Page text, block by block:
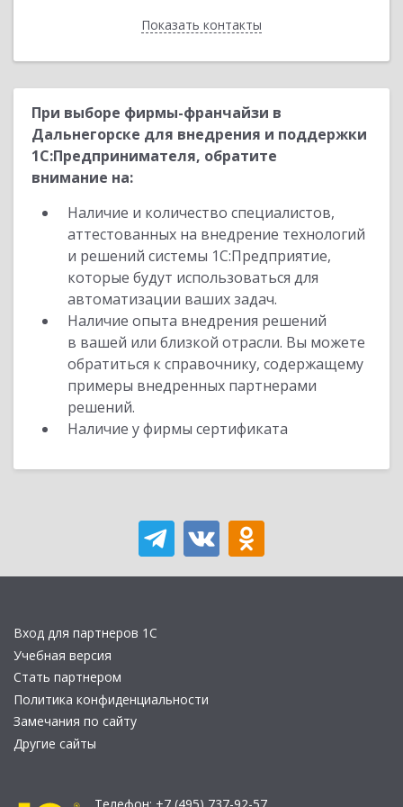
Показать контакты
Назад
При выборе фирмы-франчайзи в
Дальнегорске для внедрения и поддержки
1С:Предпринимателя, обратите
внимание на:
Наличие и количество специалистов,
аттестованных на внедрение технологий
и решений системы 1С:Предприятие,
которые будут использоваться для
автоматизации ваших задач.
Наличие опыта внедрения решений
в вашей или близкой отрасли. Вы можете
обратиться к справочнику, содержащему
примеры внедренных партнерами
решений.
Наличие у фирмы сертификата
Вход для партнеров 1С
Учебная версия
Стать партнером
Политика конфиденциальности
Замечания по сайту
Другие сайты